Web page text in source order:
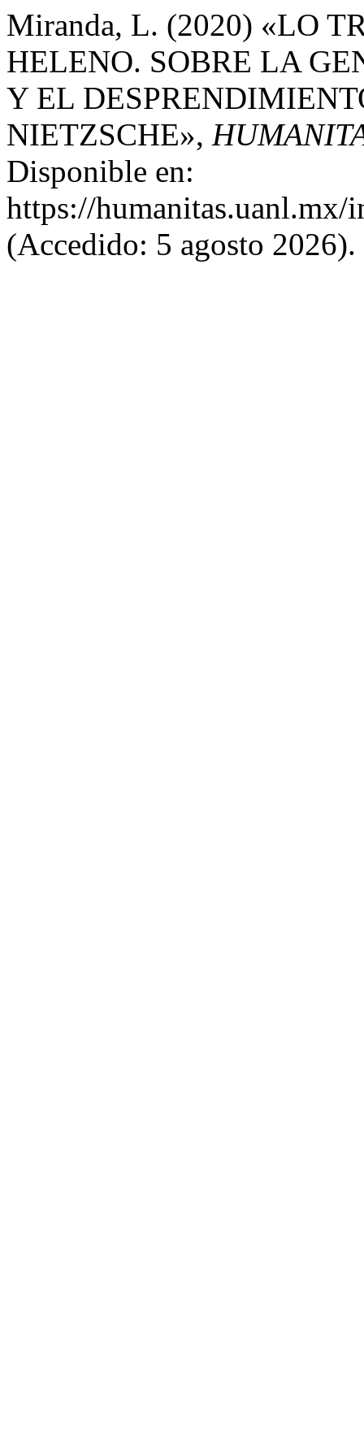
Miranda, L. (2020) «LO
HELENO. SOBRE LA
Y EL
NIETZSCHE»,
Disponible en:
https://
(Accedido: 5 agosto 2026).